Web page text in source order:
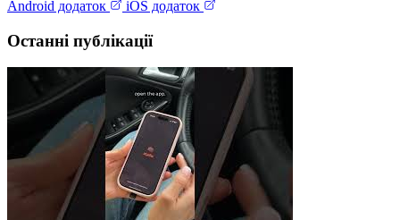
Android додаток iOS додаток
Останні публікації